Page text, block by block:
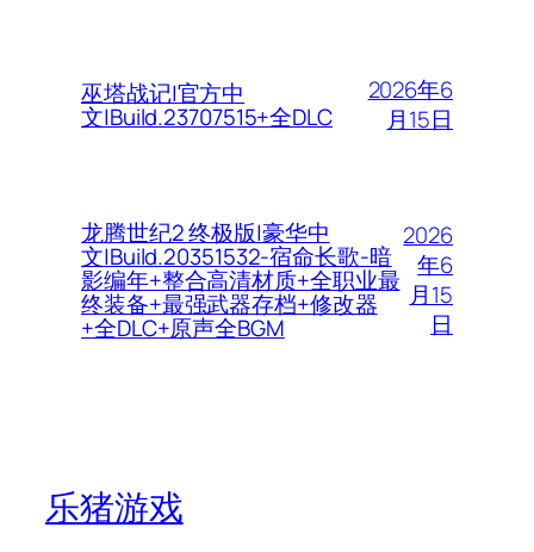
巫塔战记|官方中
文|Build.23707515+全DLC
2026年6
月15日
龙腾世纪2 终极版|豪华中
文|Build.20351532-宿命长歌-暗
影编年+整合高清材质+全职业最
终装备+最强武器存档+修改器
+全DLC+原声全BGM
2026
年6
月15
日
乐猪游戏